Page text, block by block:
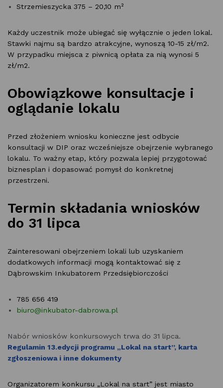
Strzemieszycka 375 – 20,10 m²
Każdy uczestnik może ubiegać się wyłącznie o jeden lokal.
Stawki najmu są bardzo atrakcyjne, wynoszą 10-15 zł/m2.
W przypadku miejsca z piwnicą opłata za nią wynosi 5
zł/m2.
Obowiązkowe konsultacje i
oglądanie lokalu
Przed złożeniem wniosku konieczne jest odbycie
konsultacji w DIP oraz wcześniejsze obejrzenie wybranego
lokalu. To ważny etap, który pozwala lepiej przygotować
biznesplan i dopasować pomysł do konkretnej
przestrzeni.
Termin składania wniosków
do 31 lipca
Zainteresowani obejrzeniem lokali lub uzyskaniem
dodatkowych informacji mogą kontaktować się z
Dąbrowskim Inkubatorem Przedsiębiorczości
785 656 419
biuro@inkubator-dabrowa.pl
Nabór wniosków konkursowych trwa do 31 lipca.
Regulamin 13.edycji programu „Lokal na start”, karta
zgłoszeniowa i inne dokumenty
Organizatorem konkursu „Lokal na start” jest miasto